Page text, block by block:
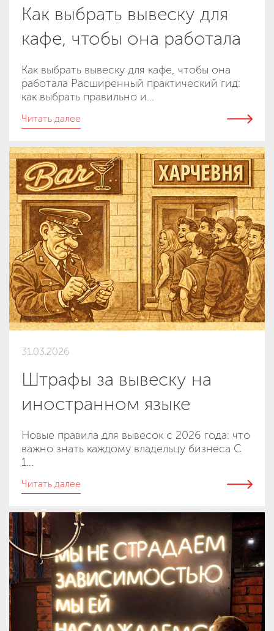
Как выбрать вывеску для
кафе, чтобы она работала
Как выбрать вывеску для кафе, чтобы она
работала Расширенный практический гид:
как выбрать правильно и...
Читать далее
31.03.2026
Штрафы за вывеску на
иностранном языке
Новые правила для вывесок с 2026 года: что
важно знать каждому владельцу бизнеса С
1...
Читать далее